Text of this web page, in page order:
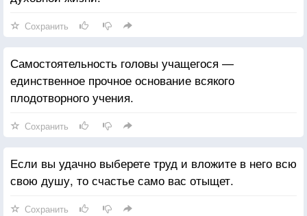
Сохранить
Самостоятельность головы учащегося —
единственное прочное основание всякого
плодотворного учения.
Сохранить
Если вы удачно выберете труд и вложите в него всю
свою душу, то счастье само вас отыщет.
Сохранить